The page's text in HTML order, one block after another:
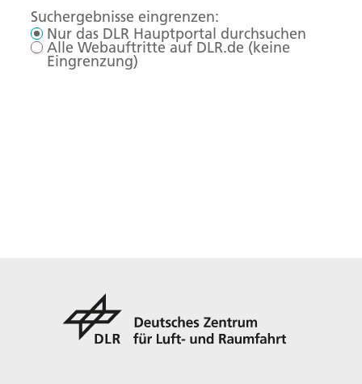
Suchergebnisse eingrenzen:
Nur das DLR Hauptportal durchsuchen
Alle Webauftritte auf DLR.de (keine
Eingrenzung)